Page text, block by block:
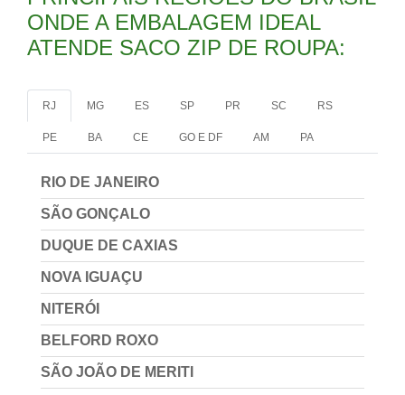
ONDE A EMBALAGEM IDEAL
ATENDE SACO ZIP DE ROUPA:
RJ MG ES SP PR SC RS
PE BA CE GO E DF AM PA
RIO DE JANEIRO
SÃO GONÇALO
DUQUE DE CAXIAS
NOVA IGUAÇU
NITERÓI
BELFORD ROXO
SÃO JOÃO DE MERITI